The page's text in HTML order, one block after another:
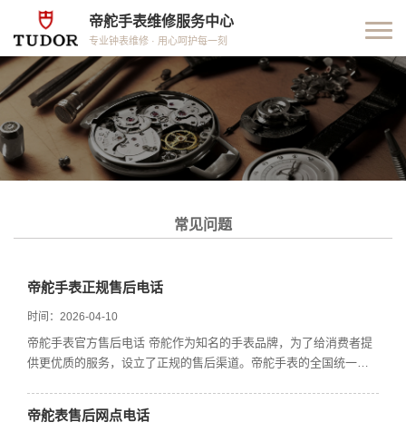
帝舵手表维修服务中心
专业钟表维修 · 用心呵护每一刻
常见问题
帝舵手表正规售后电话
时间：2026-04-10
帝舵手表官方售后电话 帝舵作为知名的手表品牌，为了给消费者提
供更优质的服务，设立了正规的售后渠道。帝舵手表的全国统一售
帝舵表售后网点电话